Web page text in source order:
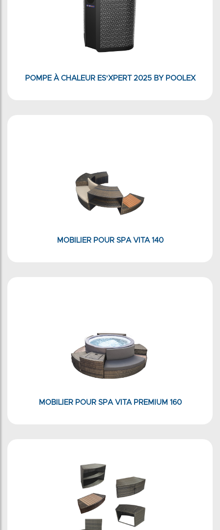
POMPE À CHALEUR ES'XPERT 2025 BY POOLEX
MOBILIER POUR SPA VITA 140
MOBILIER POUR SPA VITA PREMIUM 160